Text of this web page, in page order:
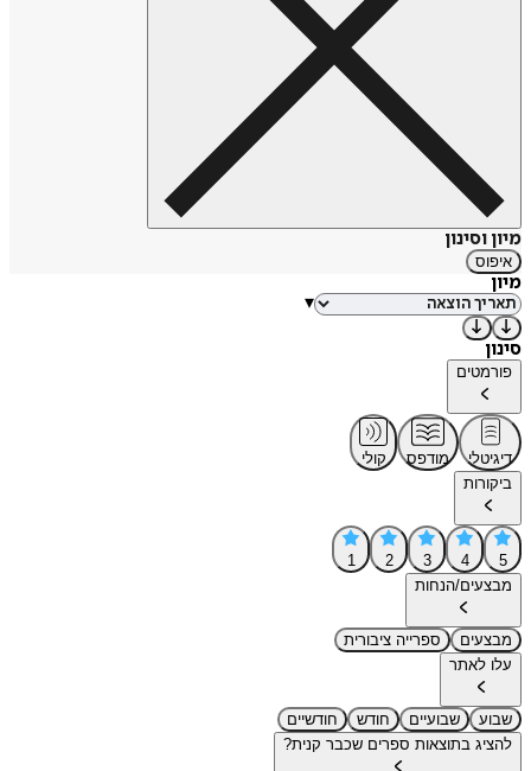
מיון וסינון
איפוס
מיון
▾
סינון
פורמטים
דיגיטלי מודפס
קולי
ביקורות
5
4
3
2
1
מבצעים/הנחות
מבצעים
ספרייה ציבורית
עלו לאתר
שבוע שבועיים חודש
חודשיים
להציג בתוצאות ספרים שכבר קנית?